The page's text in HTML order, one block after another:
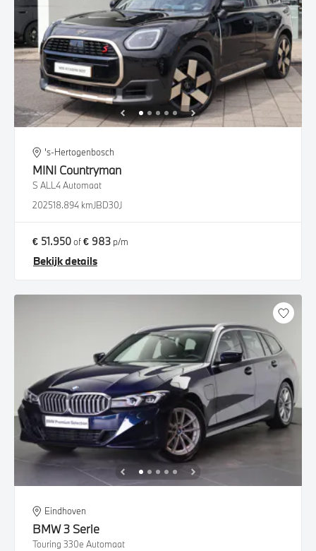
's-Hertogenbosch
MINI Countryman
S ALL4 Automaat
202518.894 kmJBD30J
€ 51.950of€ 983 p/m
Bekijk details
Eindhoven
BMW3 Serie
Touring 330e Automaat